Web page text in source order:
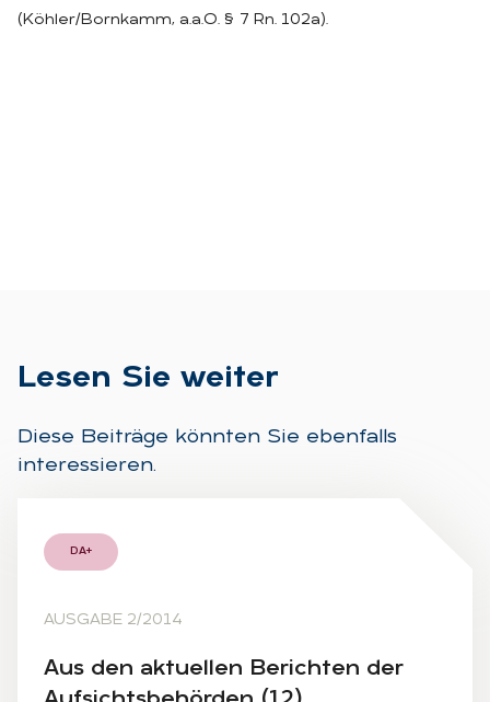
(Köhler/Bornkamm, a.a.O. § 7 Rn. 102a).
Le­sen Sie wei­ter
Diese Beiträge könnten Sie ebenfalls
interessieren.
DA+
AUSGABE 2/2014
Aus den ak­tu­el­len Be­rich­ten der